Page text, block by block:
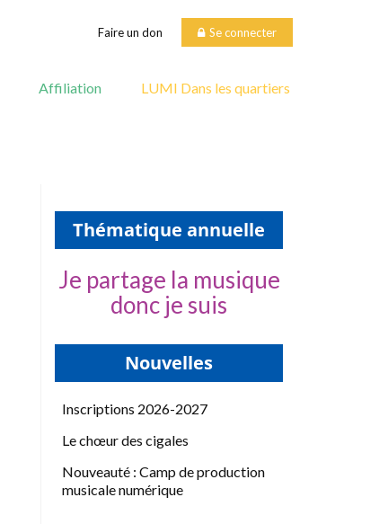
Faire un don Se connecter
Affiliation LUMI Dans les quartiers
Thématique annuelle
Je partage la musique
donc je suis
Nouvelles
Inscriptions 2026-2027
Le chœur des cigales
Nouveauté : Camp de production
musicale numérique